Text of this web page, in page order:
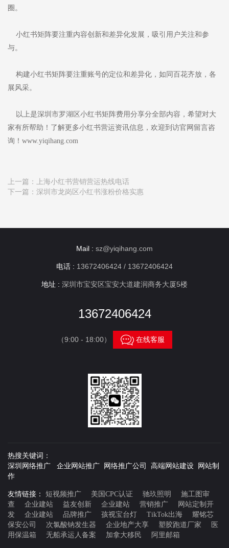
圈。
小红书矩阵要注重内容创新和差异化发展，吸引用户关注和参
与。
构建小红书矩阵要注重账号的定位和差异化，如同百花齐放，各
展风采。
以上是深圳市罗湖区小红书矩阵费用分享分全部内容，希望对大
家有所帮助！了解更多小红书营运资讯信息，欢迎到访官网留言咨
询！www.yiqihang.com
上一篇：
上海小红书营销营运热线电话
下一篇： 深圳市龙岗区小红书涨粉价格实惠
Mail : sz@yiqihang.com
电话 : 13672406424 / 13672406424
地址 : 深圳市宝安区宝安大道建润商务大厦5楼
13672406424
（9:00 - 18:00） 在线客服
热搜关键词：
深圳网络推广 企业网站推广 网络推广公司 高端网站建设 网站制
作
友情链接： 短视频推广 美国CPC认证 驰玖照明
施工图审
查
企业建站 益友创新 企业建站 营销推广
网站定制开
发
企业建站 品牌推广 孩视宝台灯 TikTok出海
耀铭芯
保安公司
次氯酸钠发生器 企业地产大享 塑胶跑道厂家
医
用保温箱
无船承运人备案 加拿大移民 阿里邮箱